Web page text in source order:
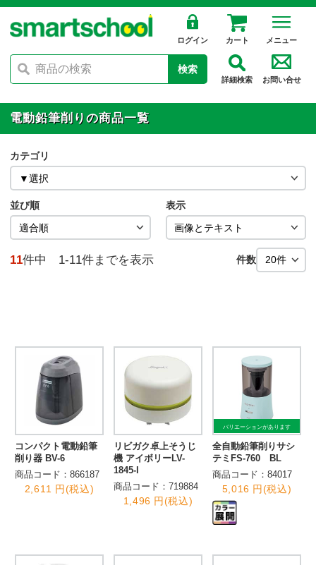
ログイン カート メニュー
検索
詳細検索 お問い合せ
電動鉛筆削りの商品一覧
カテゴリ
並び順 表示
11件中 1-11件までを表示 件数
コンパクト電動鉛筆
削り器 BV-6
商品コード：866187
2,611 円(税込)
リビガク卓上そうじ
機 アイボリーLV-
1845-I
商品コード：719884
1,496 円(税込)
バリエーションがあります
全自動鉛筆削りサシ
テミFS-760 BL
商品コード：84017
5,016 円(税込)